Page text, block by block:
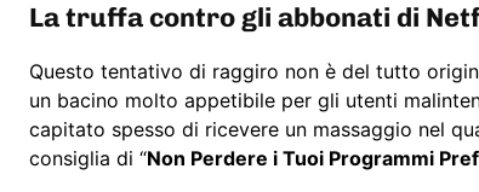
La truffa contro gli abbonati di
Questo tentativo di raggiro non è del tutto
un bacino molto appetibile per gli utenti
capitato spesso di ricevere un massaggio nel
consiglia di “Non Perdere i Tuoi Programmi